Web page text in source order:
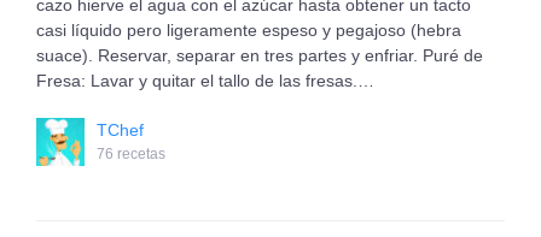
cazo hierve el agua con el azúcar hasta obtener un tacto
casi líquido pero ligeramente espeso y pegajoso (hebra
suace). Reservar, separar en tres partes y enfriar. Puré de
Fresa: Lavar y quitar el tallo de las fresas.…
TChef
76 recetas